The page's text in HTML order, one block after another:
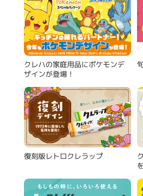
クレハの家庭用品にポケモンデ
ザインが登場！
復刻版レトロクレラップ